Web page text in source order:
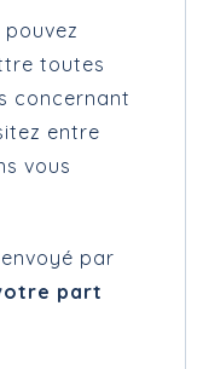
toutes
concernant
entre
vous
par
part